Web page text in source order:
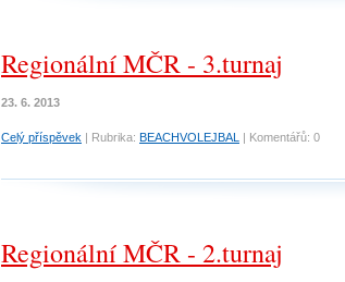
Regionální MČR - 3.turnaj
23. 6. 2013
Celý příspěvek | Rubrika: BEACHVOLEJBAL | Komentářů: 0
Regionální MČR - 2.turnaj